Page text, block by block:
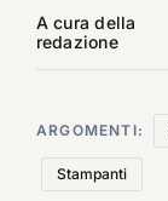
A cura della
redazione
ARGOMENTI:
Stampanti